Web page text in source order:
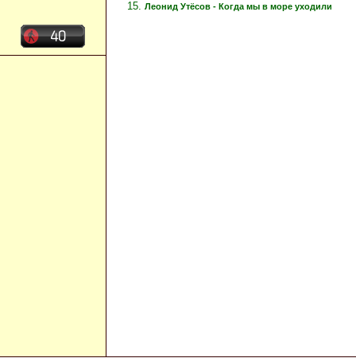
Леонид Утёсов - Когда мы в море уходили